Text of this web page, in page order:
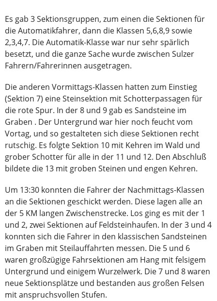
Es gab 3 Sektionsgruppen, zum einen die Sektionen für
die Automatikfahrer, dann die Klassen 5,6,8,9 sowie
2,3,4,7. Die Automatik-Klasse war nur sehr spärlich
besetzt, und die ganze Sache wurde zwischen Sulzer
Fahrern/Fahrerinnen ausgetragen.
Die anderen Vormittags-Klassen hatten zum Einstieg
(Sektion 7) eine Steinsektion mit Schotterpassagen für
die rote Spur. In der 8 und 9 gab es Sandsteine im
Graben . Der Untergrund war hier noch feucht vom
Vortag, und so gestalteten sich diese Sektionen recht
rutschig. Es folgte Sektion 10 mit Kehren im Wald und
grober Schotter für alle in der 11 und 12. Den Abschluß
bildete die 13 mit groben Steinen und engen Kehren.
Um 13:30 konnten die Fahrer der Nachmittags-Klassen
an die Sektionen geschickt werden. Diese lagen alle an
der 5 KM langen Zwischenstrecke. Los ging es mit der 1
und 2, zwei Sektionen auf Feldsteinhaufen. In der 3 und 4
konnten sich die Fahrer in den klassischen Sandsteinen
im Graben mit Steilauffahrten messen. Die 5 und 6
waren großzügige Fahrsektionen am Hang mit felsigem
Untergrund und einigem Wurzelwerk. Die 7 und 8 waren
neue Sektionsplätze und bestanden aus großen Felsen
mit anspruchsvollen Stufen.